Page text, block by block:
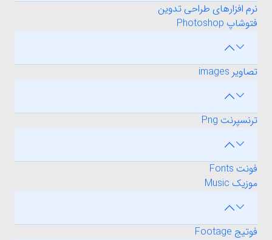
نرم افزارهای طراحی تدوین
فتوشاپ Photoshop
تصاویر images
ترنسپرنت Png
فونت Fonts
موزیک Music
فوتیج Footage